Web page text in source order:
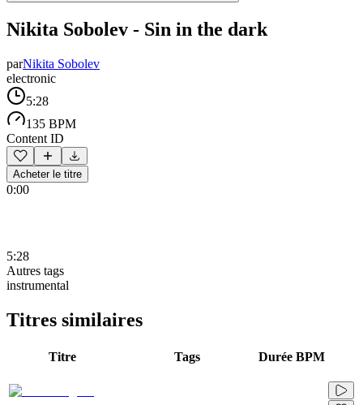
Nikita Sobolev - Sin in the dark
parNikita Sobolev
electronic
5:28
135 BPM
Content ID
Acheter le titre
0:00
5:28
Autres tags
instrumental
Titres similaires
Titre Tags Durée BPM